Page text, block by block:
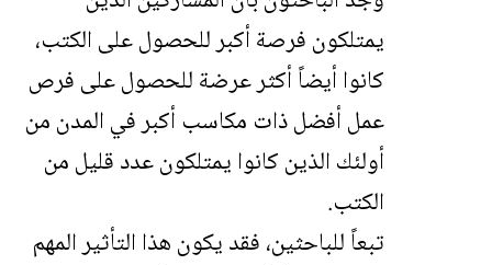
يمتلكون فرصة أكبر للحصول على الكتب،
كانوا أيضاً أكثر عرضة للحصول على فرص
عمل أفضل ذات مكاسب أكبر في المدن من
أولئك الذين كانوا يمتلكون عدد قليل من
الكتب.
تبعاً للباحثين، فقد يكون هذا التأثير المهم